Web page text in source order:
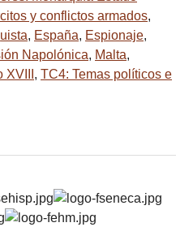
y conflictos armados,
, España, Espionaje,
Napolónica, Malta,
, TC4: Temas políticos e